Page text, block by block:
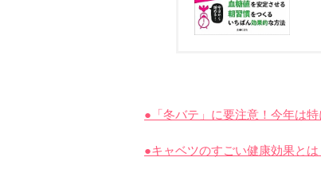
●「冬バテ」に要注意！今年は
●キャベツのすごい健康効果と